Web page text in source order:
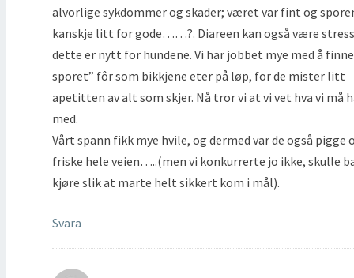
alvorlige sykdommer og skader; været var fint og
kanskje litt for gode……?. Diareen kan også være
dette er nytt for hundene. Vi har jobbet mye med å
sporet” fôr som bikkjene eter på løp, for de mister litt
apetitten av alt som skjer. Nå tror vi at vi vet hva vi må
med.
Vårt spann fikk mye hvile, og dermed var de også pigge
friske hele veien…..(men vi konkurrerte jo ikke, skulle
kjøre slik at marte helt sikkert kom i mål).
Svara